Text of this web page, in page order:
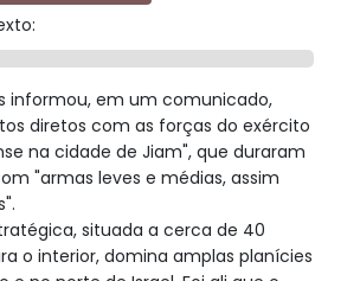
informou, em um comunicado,
diretos com as forças do exército
na cidade de Jiam", que duraram
"armas leves e médias, assim
situada a cerca de 40
o interior, domina amplas planícies